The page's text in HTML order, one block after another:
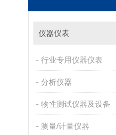
仪器仪表
行业专用仪器仪表
分析仪器
物性测试仪器及设备
测量/计量仪器